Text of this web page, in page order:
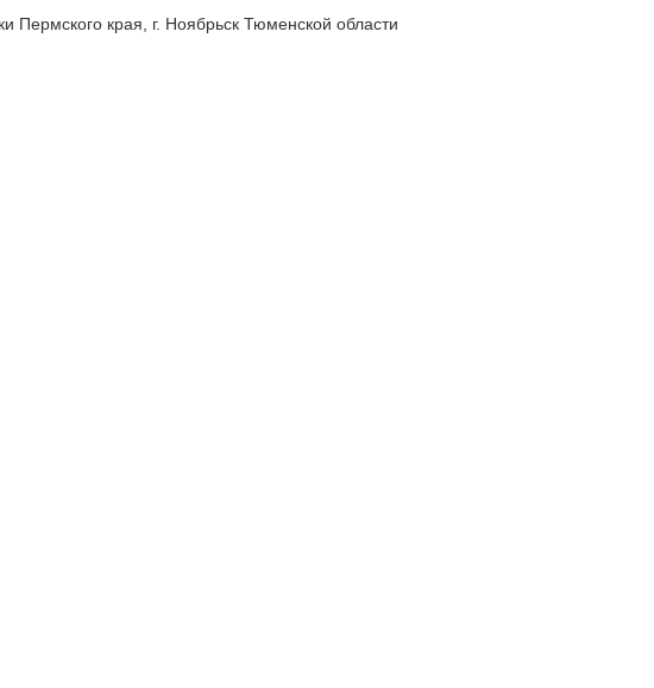
Пермского края, г. Ноябрьск Тюменской области